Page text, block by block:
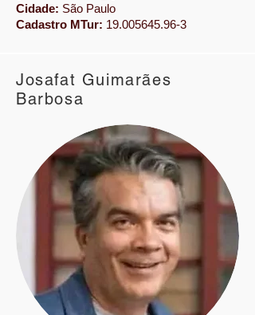
Cidade: São Paulo
Cadastro MTur: 19.005645.96-3
Josafat Guimarães
Barbosa